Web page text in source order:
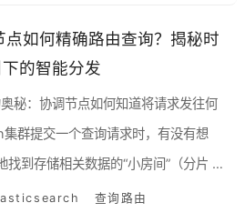
如何精确路由查询？揭秘时
的智能分发
秘：协调节点如何知道将请求发往何
到存储相关数据的“小房间”（分片 S
询涉...
查询路由